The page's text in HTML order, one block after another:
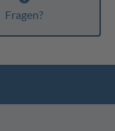
Fragen?